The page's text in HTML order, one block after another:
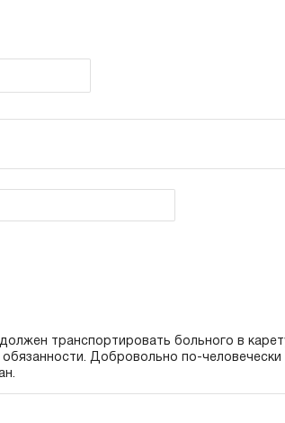
транспортировать больного в
Добровольно по-